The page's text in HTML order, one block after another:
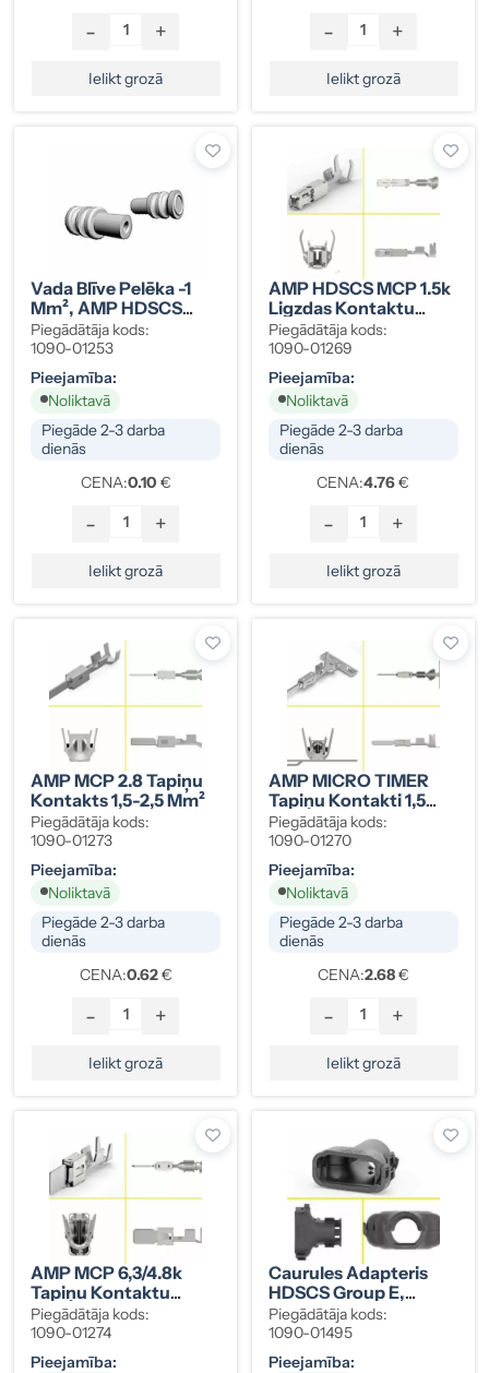
- +
Ielikt grozā
- +
Ielikt grozā
Vada Blīve Pelēka -1
Mm², AMP HDSCS
MCP 1.5k
Piegādātāja kods:
1090-01253
Pieejamība:
Noliktavā
Piegāde 2-3 darba
dienās
CENA:0.10 €
- +
Ielikt grozā
AMP HDSCS MCP 1.5k
Ligzdas Kontaktu
Komplekts 1-1,5 Mm²
(10 Gab.), 1418884-1
Piegādātāja kods:
1090-01269
Pieejamība:
Noliktavā
Piegāde 2-3 darba
dienās
CENA:4.76€
- +
Ielikt grozā
AMP MCP 2.8 Tapiņu
Kontakts 1,5-2,5 Mm²
Piegādātāja kods:
1090-01273
Pieejamība:
Noliktavā
Piegāde 2-3 darba
dienās
CENA:0.62€
- +
Ielikt grozā
AMP MICRO TIMER
Tapiņu Kontakti 1,5
Mm² (10 Gab.),
1703278-2
Piegādātāja kods:
1090-01270
Pieejamība:
Noliktavā
Piegāde 2-3 darba
dienās
CENA:2.68€
- +
Ielikt grozā
AMP MCP 6,3/4.8k
Tapiņu Kontaktu
Komplekts 1-2,5 Mm²
(10 Gab.)
Piegādātāja kods:
1090-01274
Pieejamība:
Caurules Adapteris
HDSCS Group E,
NW17, Taisns
Piegādātāja kods:
1090-01495
Pieejamība: